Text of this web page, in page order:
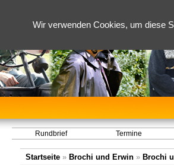
Wir verwenden Cookies, um diese
Rundbrief Termine
Startseite » Brochi und Erwin » Brochi